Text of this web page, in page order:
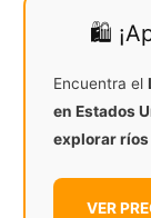
🛍️
Encuentra el
en Estados
explorar
VER